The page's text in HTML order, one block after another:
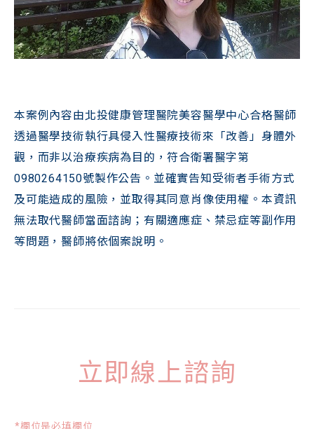
本案例內容由北投健康管理醫院美容醫學中心合格醫師
透過醫學技術執行具侵入性醫療技術來「改善」身體外
觀，而非以治療疾病為目的，符合衛署醫字第
0980264150號製作公告。並確實告知受術者手術方式
及可能造成的風險，並取得其同意肖像使用權。本資訊
無法取代醫師當面諮詢；有關適應症、禁忌症等副作用
等問題，醫師將依個案說明。
立即線上諮詢
*欄位是必填欄位